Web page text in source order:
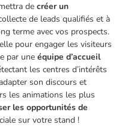
de créer un
de leads qualifiés et à
terme avec vos prospects.
pour engager les visiteurs
par une équipe d’accueil
les centres d’intérêts
son discours et
les animations les plus
les opportunités de
sur votre stand !